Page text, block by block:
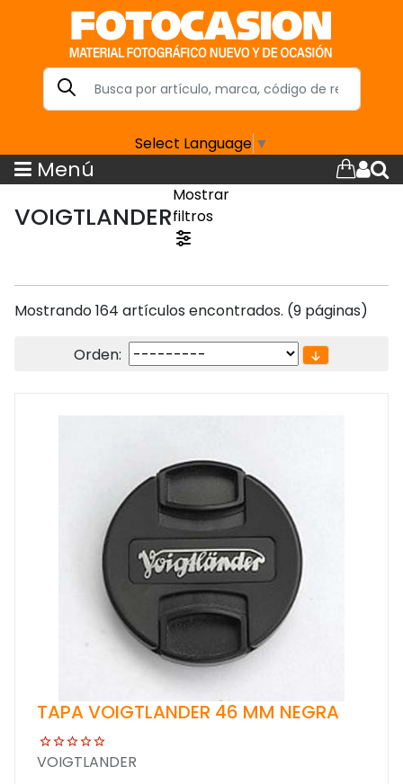
Select Language ▼
Menú
VOIGTLANDER
Mostrar
filtros
Mostrando 164 artículos encontrados. (9 páginas)
Orden:
TAPA VOIGTLANDER 46 MM NEGRA
VOIGTLANDER